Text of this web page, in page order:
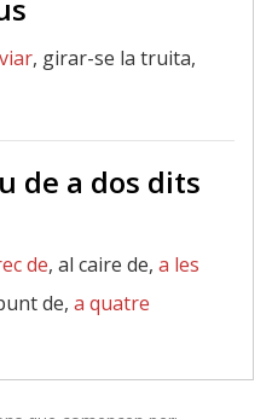
, girar-se la truita,
de a dos dits
de, al caire de, a les
de, a quatre